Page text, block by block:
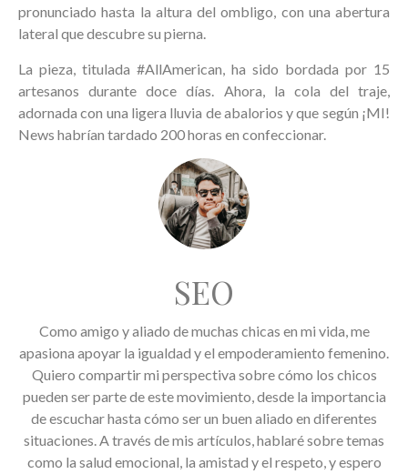
pronunciado hasta la altura del ombligo, con una abertura
lateral que descubre su pierna.
La pieza, titulada #AllAmerican, ha sido bordada por 15
artesanos durante doce días. Ahora, la cola del traje,
adornada con una ligera lluvia de abalorios y que según ¡MI!
News habrían tardado 200 horas en confeccionar.
SEO
Como amigo y aliado de muchas chicas en mi vida, me
apasiona apoyar la igualdad y el empoderamiento femenino.
Quiero compartir mi perspectiva sobre cómo los chicos
pueden ser parte de este movimiento, desde la importancia
de escuchar hasta cómo ser un buen aliado en diferentes
situaciones. A través de mis artículos, hablaré sobre temas
como la salud emocional, la amistad y el respeto, y espero